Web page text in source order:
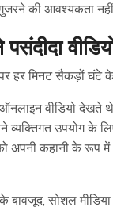
की आवश्यकता
पर हर मिनट सैकड़ों घंटे
वीडियो देखते
व्यक्तिगत उपयोग के
अपनी कहानी के
बावजूद, सोशल